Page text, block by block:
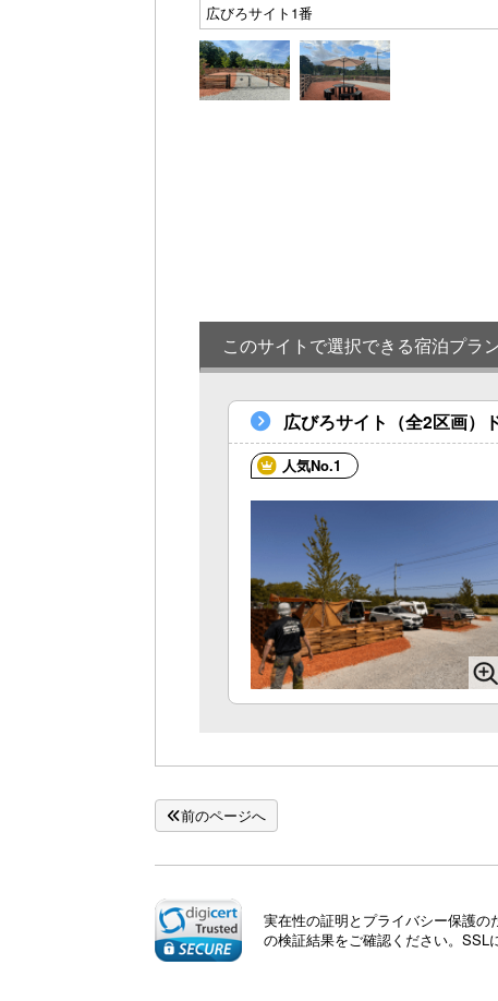
広びろサイト1番
このサイトで選択できる宿泊プラ
広びろサイト（全2区画）
人気No.1
前のページへ
実在性の証明とプライバシー保護
の検証結果をご確認ください。SSL